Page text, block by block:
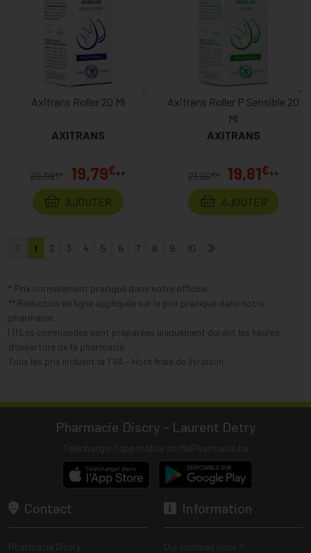
Axitrans Roller 20 Ml
AXITRANS
20,98€* 19,79€**
AJOUTER
Axitrans Roller P Sensible 20
Ml
AXITRANS
21,00€ * 19,81€**
AJOUTER
1 2 3 4 5 6 7 8 9 10
* Prix normalement pratiqué dans notre officine.
** Réduction en ligne appliquée sur le prix pratiqué dans notre
pharmacie.
(1) Les commandes sont préparées uniquement durant les heures
d’ouverture de la pharmacie.
Tous les prix incluent la TVA – Hors frais de livraison.
Pharmacie Discry - Laurent Detry
Contact Information